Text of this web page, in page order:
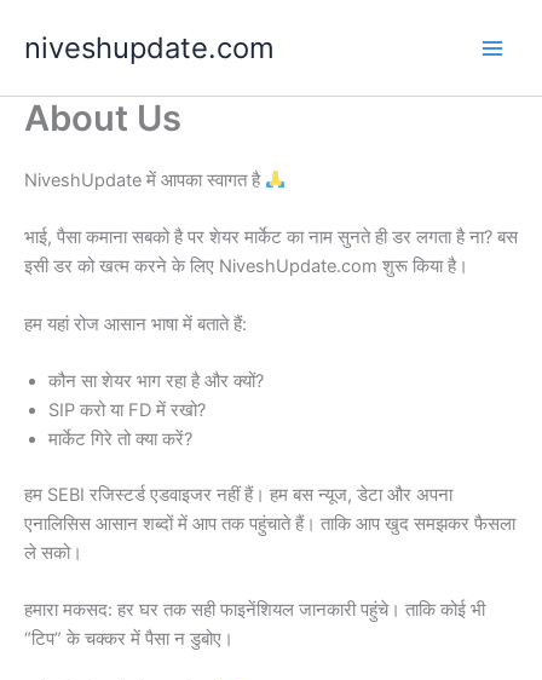
niveshupdate.com
About Us
NiveshUpdate में आपका स्वागत है
भाई, पैसा कमाना सबको है पर शेयर मार्केट का नाम सुनते ही डर लगता है ना? बस
इसी डर को खत्म करने के लिए NiveshUpdate.com शुरू किया है।
हम यहां रोज आसान भाषा में बताते हैं:
कौन सा शेयर भाग रहा है और क्यों?
SIP करो या FD में रखो?
मार्केट गिरे तो क्या करें?
हम SEBI रजिस्टर्ड एडवाइजर नहीं हैं। हम बस न्यूज, डेटा और अपना
एनालिसिस आसान शब्दों में आप तक पहुंचाते हैं। ताकि आप खुद समझकर फैसला
ले सको।
हमारा मकसद: हर घर तक सही फाइनेंशियल जानकारी पहुंचे। ताकि कोई भी
“टिप” के चक्कर में पैसा न डुबोए।